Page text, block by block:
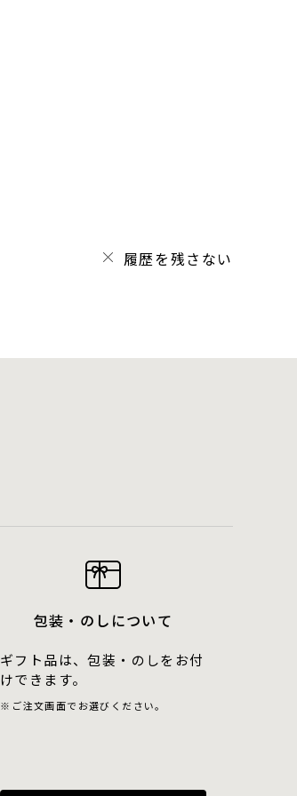
履歴を残さない
包装・のしについて
ギフト品は、包装・のしをお付
けできます。
ご注文画面でお選びください。